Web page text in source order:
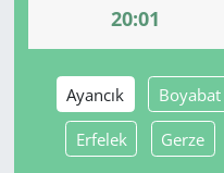
20:01
Ayancık Boyabat
Erfelek Gerze
Yerel